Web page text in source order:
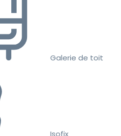
Galerie de toit
Isofix